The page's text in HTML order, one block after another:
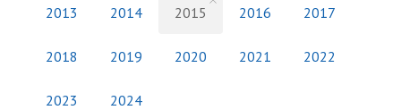
2013 2014 2015 2016 2017
2018 2019 2020 2021 2022
2023 2024